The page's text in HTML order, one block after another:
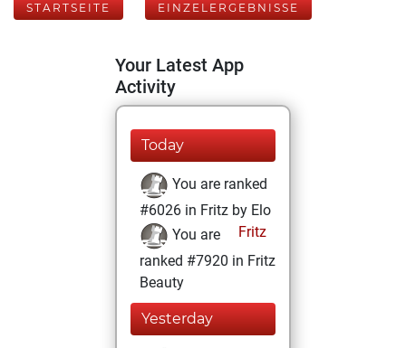
STARTSEITE EINZELERGEBNISSE
Your Latest App
Activity
Today
You are ranked
#6026 in Fritz by Elo
Fritz
You are
ranked #7920 in Fritz
Beauty
Yesterday